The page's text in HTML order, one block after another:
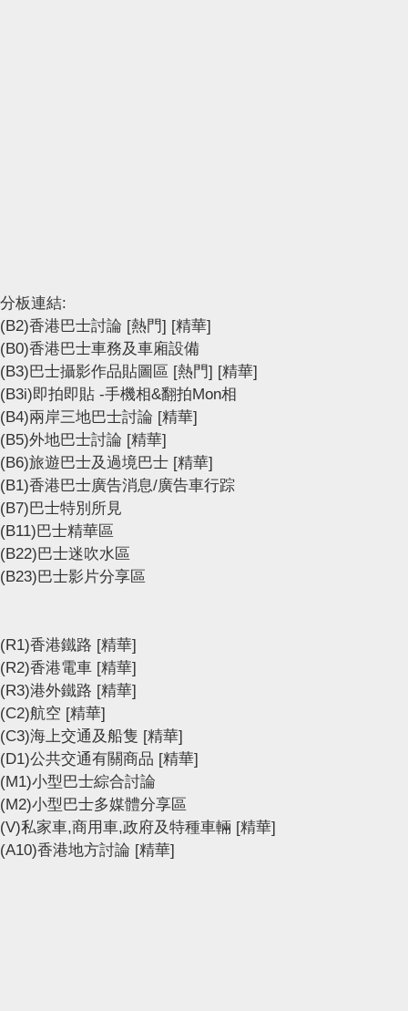
分板連結:
(B2)香港巴士討論 [熱門] [精華]
(B0)香港巴士車務及車廂設備
(B3)巴士攝影作品貼圖區 [熱門] [精華]
(B3i)即拍即貼 -手機相&翻拍Mon相
(B4)兩岸三地巴士討論 [精華]
(B5)外地巴士討論 [精華]
(B6)旅遊巴士及過境巴士 [精華]
(B1)香港巴士廣告消息/廣告車行踪
(B7)巴士特別所見
(B11)巴士精華區
(B22)巴士迷吹水區
(B23)巴士影片分享區
(R1)香港鐵路 [精華]
(R2)香港電車 [精華]
(R3)港外鐵路 [精華]
(C2)航空 [精華]
(C3)海上交通及船隻 [精華]
(D1)公共交通有關商品 [精華]
(M1)小型巴士綜合討論
(M2)小型巴士多媒體分享區
(V)私家車,商用車,政府及特種車輛 [精華]
(A10)香港地方討論 [精華]